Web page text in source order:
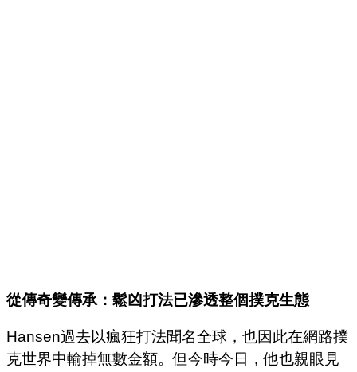
從傳奇變傳承：鬆凶打法已滲透整個撲克生態
Hansen過去以瘋狂打法聞名全球，也因此在網路撲
克世界中輸掉無數金額。但今時今日，他也親眼見